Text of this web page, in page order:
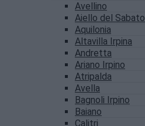
Avellino
Aiello del Sabato
Aquilonia
Altavilla Irpina
Andretta
Ariano Irpino
Atripalda
Avella
Bagnoli Irpino
Baiano
Calitri